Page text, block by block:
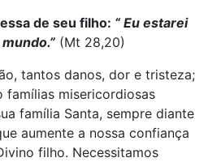
de seu filho: “ Eu estarei
(Mt 28,20)
tantos danos, dor e tristeza;
famílias misericordiosas
família Santa, sempre diante
aumente a nossa confiança
filho. Necessitamos